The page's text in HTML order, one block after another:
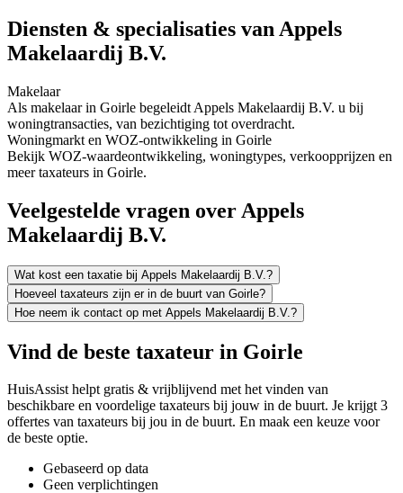
Diensten & specialisaties van Appels
Makelaardij B.V.
Makelaar
Als makelaar in Goirle begeleidt Appels Makelaardij B.V. u bij
woningtransacties, van bezichtiging tot overdracht.
Woningmarkt en WOZ-ontwikkeling in Goirle
Bekijk WOZ-waardeontwikkeling, woningtypes, verkoopprijzen en
meer taxateurs in Goirle.
Veelgestelde vragen over Appels
Makelaardij B.V.
Wat kost een taxatie bij Appels Makelaardij B.V.?
Hoeveel taxateurs zijn er in de buurt van Goirle?
Hoe neem ik contact op met Appels Makelaardij B.V.?
Vind de beste taxateur in Goirle
HuisAssist helpt gratis & vrijblijvend met het vinden van
beschikbare en voordelige taxateurs bij jouw in de buurt. Je krijgt 3
offertes van taxateurs bij jou in de buurt. En maak een keuze voor
de beste optie.
Gebaseerd op data
Geen verplichtingen